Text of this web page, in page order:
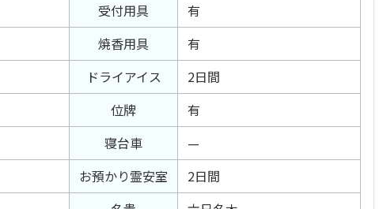
受付用具
有
焼香用具
有
ドライアイス
2日間
位牌
有
寝台車
—
お預かり霊安室
2日間